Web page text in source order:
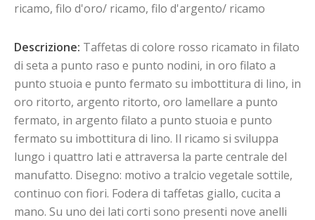
ricamo, filo d'oro/ ricamo, filo d'argento/ ricamo
Descrizione: Taffetas di colore rosso ricamato in filato
di seta a punto raso e punto nodini, in oro filato a
punto stuoia e punto fermato su imbottitura di lino, in
oro ritorto, argento ritorto, oro lamellare a punto
fermato, in argento filato a punto stuoia e punto
fermato su imbottitura di lino. Il ricamo si sviluppa
lungo i quattro lati e attraversa la parte centrale del
manufatto. Disegno: motivo a tralcio vegetale sottile,
continuo con fiori. Fodera di taffetas giallo, cucita a
mano. Su uno dei lati corti sono presenti nove anelli